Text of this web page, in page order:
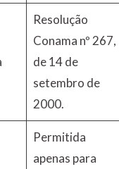
Resolução
Conama nº 267,
de 14 de
setembro de
2000.
Permitida
apenas para